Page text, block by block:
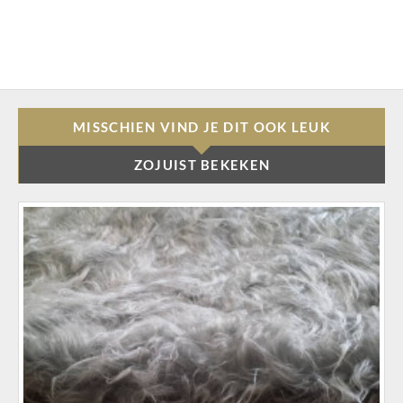
MISSCHIEN VIND JE DIT OOK LEUK
ZOJUIST BEKEKEN